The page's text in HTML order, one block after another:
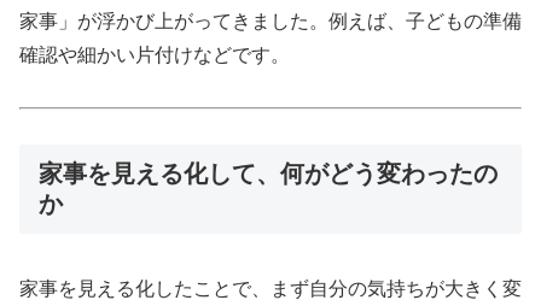
家事」が浮かび上がってきました。例えば、子どもの準備
確認や細かい片付けなどです。
家事を見える化して、何がどう変わったの
か
家事を見える化したことで、まず自分の気持ちが大きく変